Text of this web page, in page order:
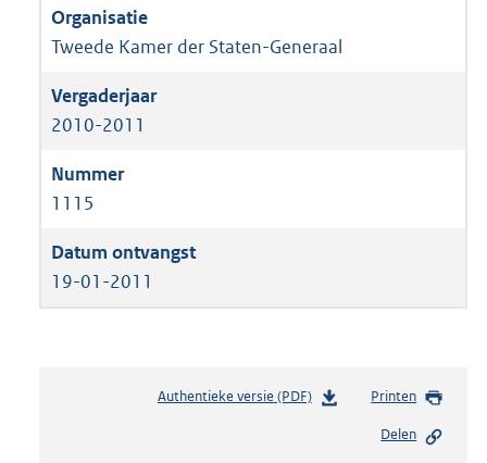
Tweede Kamer der Staten-Generaal
2010-2011
1115
19-01-2011
Authentieke versie (PDF)b
Printen
Delen